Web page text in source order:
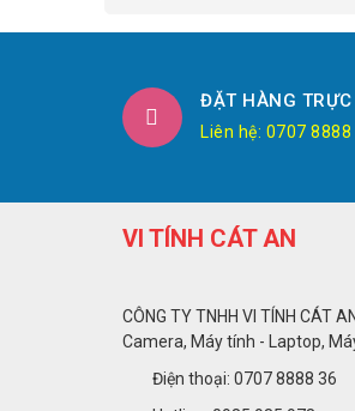
ĐẶT HÀNG TRỰC
Liên hệ: 0707 8888
VI TÍNH CÁT AN
CÔNG TY TNHH VI TÍNH CÁT
Camera, Máy tính - Laptop,
Điện thoại: 0707 8888 36